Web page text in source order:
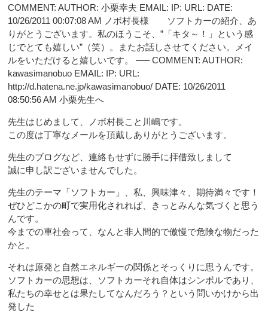
COMMENT: AUTHOR: 小栗幸夫 EMAIL: IP: URL: DATE:
10/26/2011 00:07:08 AM ノボ村長様 ソフトカーの紹介、あ
りがとうございます。私のほうこそ、”「キタ～！」という感
じでとても嬉しい”（笑）。またお話しさせてください。メイ
ルをいただけると嬉しいです。 —– COMMENT: AUTHOR:
kawasimanobuo EMAIL: IP: URL:
http://d.hatena.ne.jp/kawasimanobuo/ DATE: 10/26/2011
08:50:56 AM 小栗先生へ
先生はじめまして、ノボ村長こと川嶋です。
この度は丁寧なメールを頂戴しありがとうございます。
先生のブログなど、連絡もせずに勝手に拝借致しまして
誠に申し訳ございませんでした。
先生のテーマ「ソフトカー」、私、興味津々、期待満々です！
ぜひどこかの町で実用化されれば、きっとみんな気づくと思う
んです。
今までの車社会って、なんと非人間的で傲慢で危険な物だった
かと。
それは原発と自然エネルギーの関係とそっくりに思うんです。
ソフトカーの思想は、ソフトカーそれ自体はシンボルであり、
私たちの幸せとは果たしてなんだろう？という問いかけから出
発した